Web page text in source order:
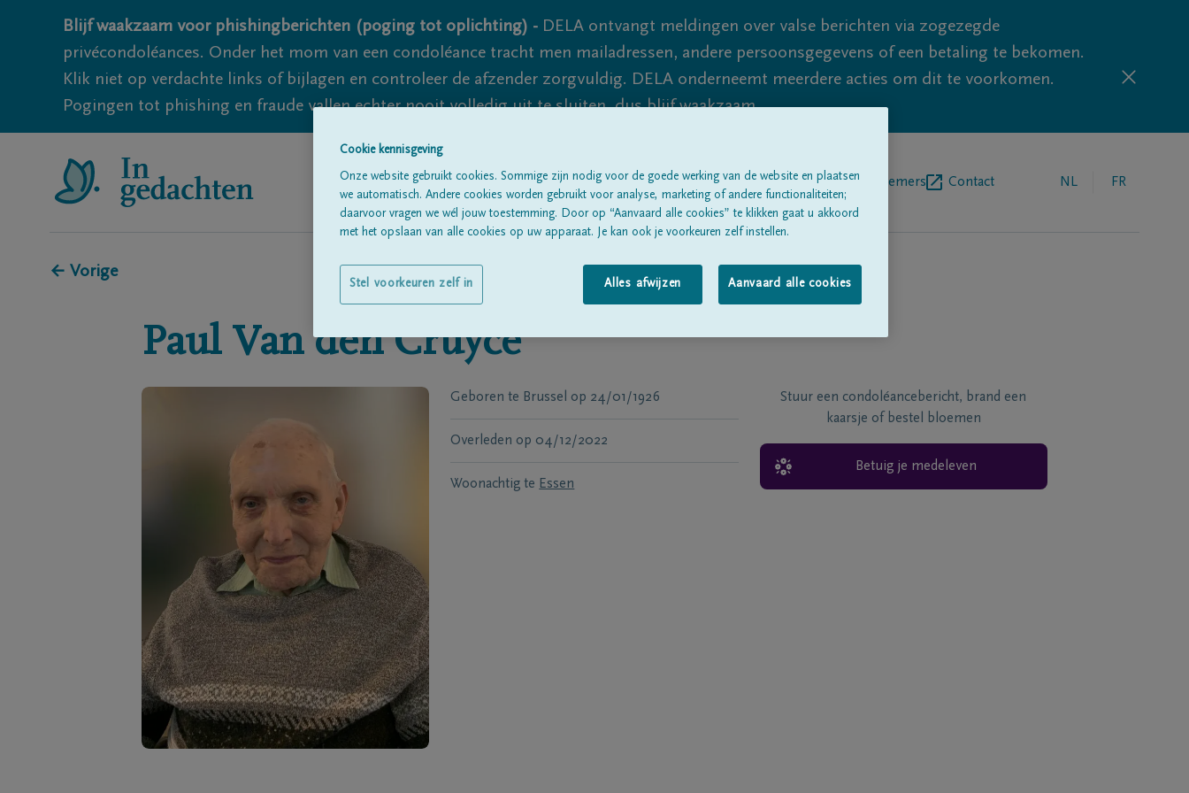
Blijf waakzaam voor phishingberichten (poging tot oplichting) - DELA ontvangt meldingen over valse berichten via zogezegde
privécondoléances. Onder het mom van een condoléance tracht men mailadressen, andere persoonsgegevens of een betaling te bekomen.
Klik niet op verdachte links of bijlagen en controleer de afzender zorgvuldig. DELA onderneemt meerdere acties om dit te voorkomen.
Pogingen tot phishing en fraude vallen echter nooit volledig uit te sluiten, dus blijf waakzaam.
Alle rouwberichtenOver onsBegrafenisondernemers Contact NL FR
← Vorige
Paul Van den Cruyce
Geboren te Brussel op 24/01/1926
Overleden op 04/12/2022
Woonachtig te Essen
Stuur een condoléancebericht, brand een
kaarsje of bestel bloemen
Betuig je medeleven
Cookie kennisgeving
Onze website gebruikt cookies. Sommige zijn nodig voor de goede werking van de website en plaatsen
we automatisch. Andere cookies worden gebruikt voor analyse, marketing of andere functionaliteiten;
daarvoor vragen we wél jouw toestemming. Door op “Aanvaard alle cookies” te klikken gaat u akkoord
met het opslaan van alle cookies op uw apparaat. Je kan ook je voorkeuren zelf instellen.
Alles afwijzen Aanvaard alle cookies
Stel voorkeuren zelf in